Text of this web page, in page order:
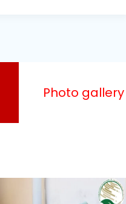
Photo gallery